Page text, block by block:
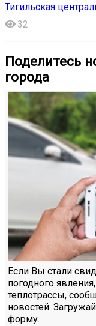
Тигильская
32
Поделитесь
города
Если Вы стали
погодного
теплотрассы,
новостей.
форму.